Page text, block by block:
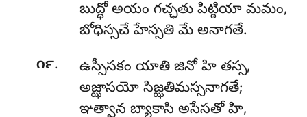
బుద్ధో అయం గచ్ఛతు పిట్ఠియా మమం,
బోధిస్సచే హేస్సతి మే అనాగతే.
౧౯.
ఉస్సీసకం యాతి జినో హి తస్స,
అజ్ఝాసయో సిజ్ఝతిమస్సనాగతే;
ఞత్వాన బ్యాకాసి అసేసతో హి,